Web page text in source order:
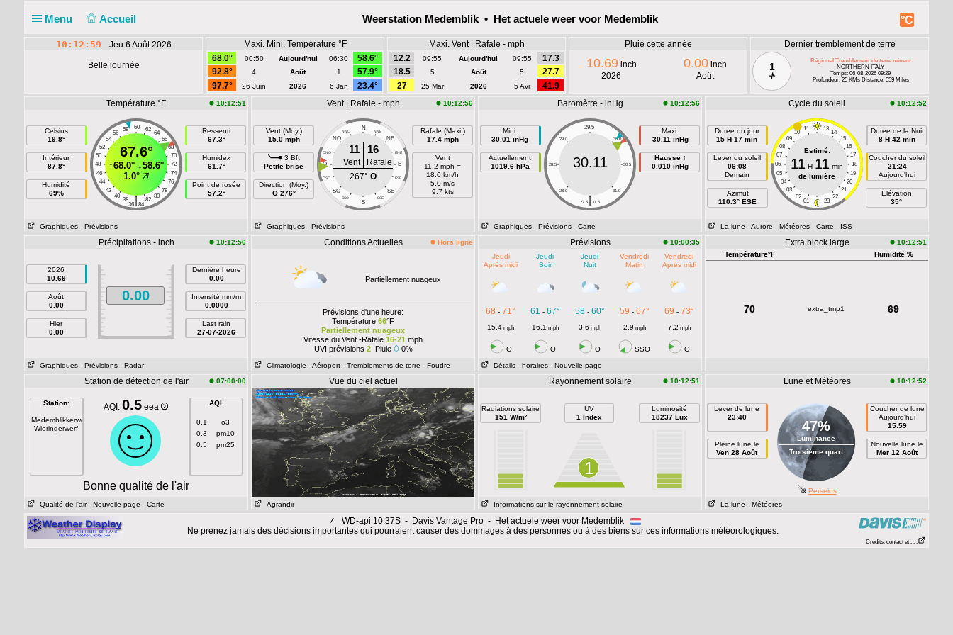
Menu Accueil °C
Weerstation Medemblik • Het actuele weer voor Medemblik
10:12:59 Jeu 6 Août 2026
Belle journée
Maxi. Mini. Température °F
68.0°
00:50 Aujourd'hui 06:30
58.6°
92.8°
4 Août 1
57.9°
97.7°
26 Juin 2026 6 Jan 23.4°
Maxi. Vent | Rafale - mph
12.2
09:55 Aujourd'hui 09:55
17.3
18.5
5 Août 5
27.7
27
25 Mar 2026 5 Avr 41.9
Pluie cette année
10.69 inch
2026
0.00inch
Août
Dernier tremblement de terre
1
Régional Tremblement de terre mineur
NORTHERN ITALY
Temps: 06-08-2026 09:29
Profondeur: 25 KMs Distance: 559 Miles
Température °F 10:12:51
Celsius
19.8°
Intérieur
87.8°
Humidité
69%
60
58 62
56
64
54
66
52
68
50
70
48
72
46
74
44
76
42
78
40
80
38 82
|
36 84
67.6°
↑68.0° ↓58.6°
1.0°
Ressenti
67.3°
Humidex
61.7°
Point de rosée
57.2°
Graphiques - Prévisions
Vent | Rafale - mph 10:12:56
Vent (Moy.)
15.0 mph
3 Bft
Petite brise
Direction (Moy.)
O 276°
N
NNO NNE
NO NE
ONO ENE
O E
OSO ESE
SO SE
SSO SSE
S
11 16
Vent
Rafale
267° O
Rafale (Maxi.)
17.4 mph
Vent
11.2 mph =
18.0 km/h
5.0 m/s
9.7 kts
Graphiques - Prévisions
Baromètre - inHg 10:12:56
Mini.
30.01 inHg
Actuellement
1019.6 hPa
29.5
29.0 30.0
28.5 30.5
28.0 31.0
|
27.5 31.5
30.11
Maxi.
30.11 inHg
Hausse ↑
0.010 inHg
Graphiques - Prévisions - Carte
Cycle du soleil 10:12:52
Durée du jour
15 H 17 min
Lever du soleil
06:08
Demain
Azimut
110.3° ESE
11 13
10
14
09
15
08
16
07
17
06
18
05
19
04
20
03
21
02
22
01 23
Estimé:
11 H 11 min
de lumière
Durée de la Nuit
8 H 42 min
Coucher du soleil
21:24
Aujourd'hui
Élévation
35°
La lune - Aurore - Météores - Carte - ISS
Précipitations - inch 10:12:56
2026
10.69
Août
0.00
Hier
0.00
0.00
Dernière heure
0.00
Intensité mm/m
0.0000
Last rain
27-07-2026
Graphiques - Prévisions - Radar
Conditions Actuelles Hors ligne
Partiellement nuageux
Prévisions d'une heure:
Température 66°F
Partiellement nuageux
Vitesse du Vent -Rafale 16-21 mph
UVI prévisions 2Pluie 0%
Climatologie - Aéroport - Tremblements de terre - Foudre
Prévisions
10:00:35
Jeudi
Après midi
Jeudi
Soir
Jeudi
Nuit
Vendredi
Matin
Vendredi
Après midi
68 - 71° 61 - 67° 58- 60° 59 - 67° 69 - 73°
15.4 mph 16.1 mph 3.6 mph 2.9 mph 7.2 mph
O O O SSO O
Détails - horaires - Nouvelle page
Extra block large
10:12:51
Température°F
Humidité %
70 extra_tmp1 69
Station de détection de l'air 07:00:00
Station:
Medemblikkerweg
Wieringerwerf
AQI: 0.5 eea AQI:
0.1
o3
0.3
pm10
0.5
pm25
Bonne qualité de l'air
Qualité de l'air - Nouvelle page - Carte
Vue du ciel actuel
Agrandir
Rayonnement solaire 10:12:51
Radiations solaire
151 W/m²
UV
1 Index
1
Luminosité
18237 Lux
Informations sur le rayonnement solaire
Lune et Météores 10:12:52
Lever de lune
23:40
Pleine lune le
Ven 28 Août
47%
Luminance
Troisième quart
Coucher de lune
Aujourd'hui
15:59
Nouvelle lune le
Mer 12 Août
Perseids
La lune - Météores
✓
WD-api 10.37S - Davis Vantage Pro - Het actuele weer voor Medemblik
Ne prenez jamais des décisions importantes qui pourraient causer des dommages à des personnes ou à des biens sur ces informations météorologiques.
Crédits, contact et . . .